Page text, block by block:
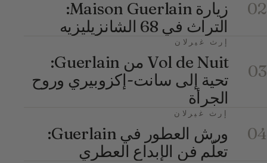
02
زيارة Maison Guerlain:
التراث في 68 الشانزيليزيه
03
إرث غيرلان
Vol de Nuit من Guerlain:
تحية إلى سانت-إكزوبيري وروح
الجرأة
04
إرث غيرلان
ورش العطور في Guerlain:
تعلّم فن الإبداع العطري